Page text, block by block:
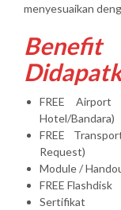
menyesuaikan
FREE
Hotel/Bandara)
FREE
Request)
Module /
FREE Flashdisk
Sertifikat